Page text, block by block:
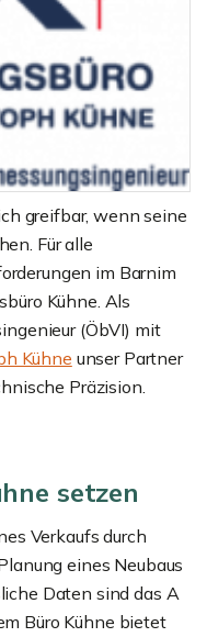
greifbar, wenn seine
Für alle
im Barnim
Kühne. Als
(ÖbVI) mit
Kühne unser Partner
Präzision.
setzen
Verkaufs durch
eines Neubaus
Daten sind das A
Büro Kühne bietet